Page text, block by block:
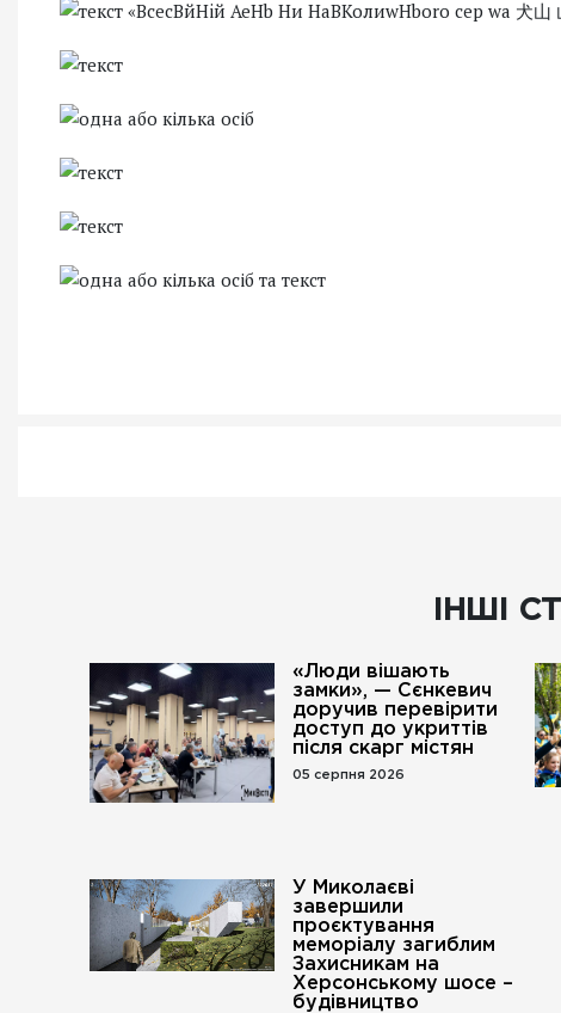
ІНШІ
«Люди вішають
замки», — Сєнкевич
доручив перевірити
доступ до укриттів
після скарг містян
05 серпня 2026
У Миколаєві
завершили
проєктування
меморіалу загиблим
Захисникам на
Херсонському шосе –
будівництво